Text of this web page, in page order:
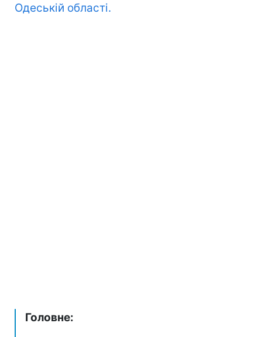
Одеській області.
Головне: